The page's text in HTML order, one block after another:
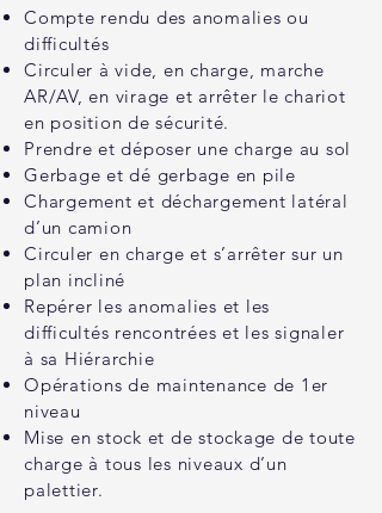
Compte rendu des anomalies ou
difficultés
Circuler à vide, en charge, marche
AR/AV, en virage et arrêter le chariot
en position de sécurité.
Prendre et déposer une charge au sol
Gerbage et dé gerbage en pile
Chargement et déchargement latéral
d’un camion
Circuler en charge et s’arrêter sur un
plan incliné
Repérer les anomalies et les
difficultés rencontrées et les signaler
à sa Hiérarchie
Opérations de maintenance de 1er
niveau
Mise en stock et de stockage de toute
charge à tous les niveaux d’un
palettier.